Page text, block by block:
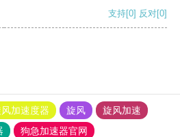
支持[0] 反对[0]
加速度器 旋风
旋风加速
狗急加速器官网